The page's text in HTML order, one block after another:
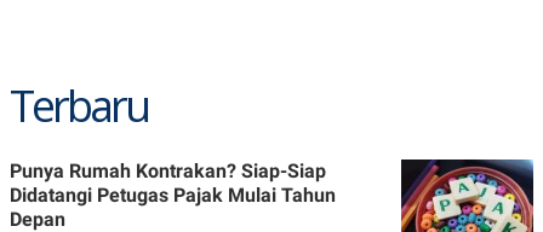
Terbaru
Punya Rumah Kontrakan? Siap-Siap
Didatangi Petugas Pajak Mulai Tahun
Depan